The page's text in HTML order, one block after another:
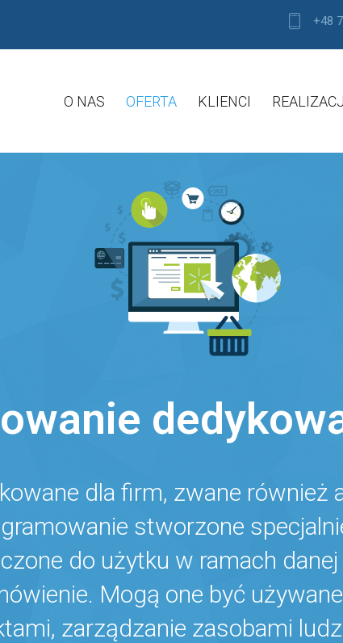
+48
O NAS OFERTA KLIENCI
dla firm, zwane również
stworzone
do użytku w ramach
Mogą one być
zarządzanie zasobami